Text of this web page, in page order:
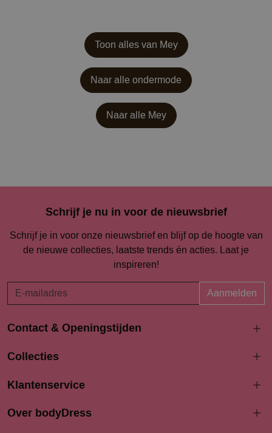
Toon alles van Mey
Naar alle ondermode
Naar alle Mey
Schrijf je nu in voor de nieuwsbrief
Schrijf je in voor onze nieuwsbrief en blijf op de hoogte van
de nieuwe collecties, laatste trends én acties. Laat je
inspireren!
Aanmelden
Contact & Openingstijden
Langestraat 94-96
033 4690704
Openingstijden
Collecties
Klantenservice
Over bodyDress